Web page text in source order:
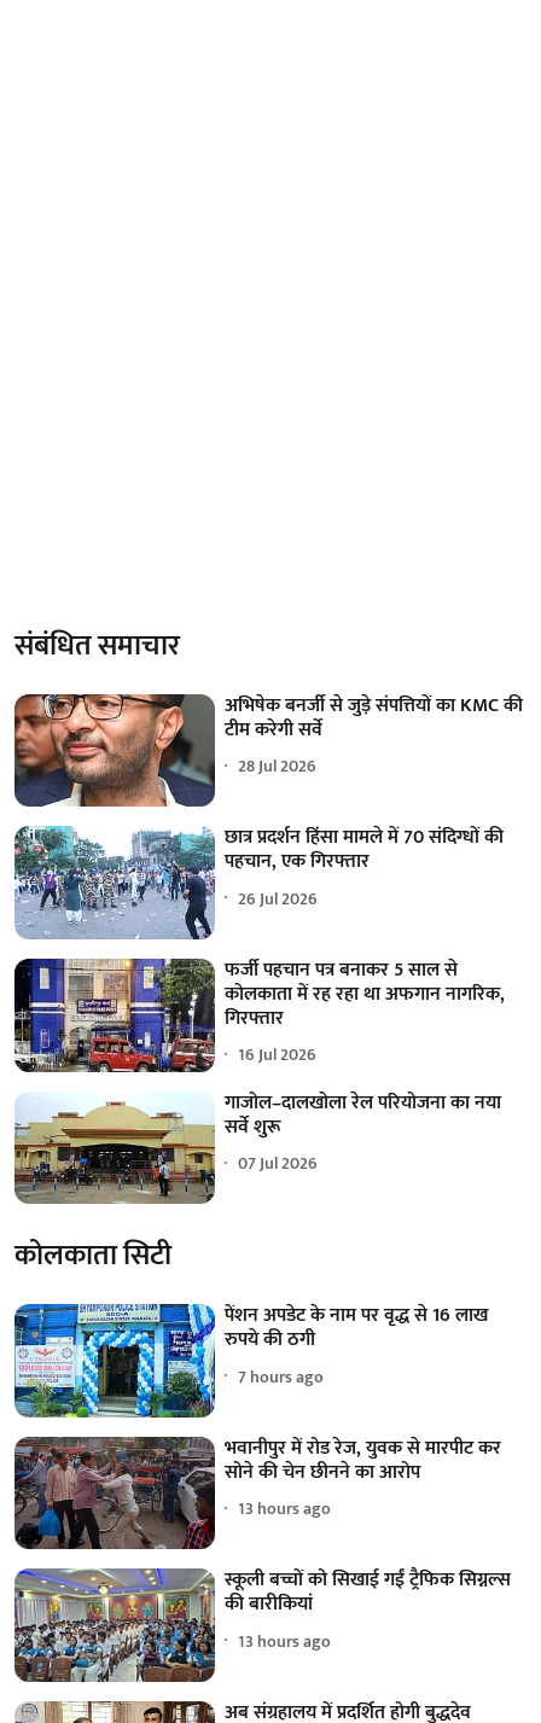
संबंधित समाचार
अभिषेक बनर्जी से जुड़े संपत्तियों का KMC की
टीम करेगी सर्वे
28 Jul 2026
छात्र प्रदर्शन हिंसा मामले में 70 संदिग्धों की
पहचान, एक गिरफ्तार
26 Jul 2026
फर्जी पहचान पत्र बनाकर 5 साल से
कोलकाता में रह रहा था अफगान नागरिक,
गिरफ्तार
16 Jul 2026
गाजोल–दालखोला रेल परियोजना का नया
सर्वे शुरू
07 Jul 2026
कोलकाता सिटी
पेंशन अपडेट के नाम पर वृद्ध से 16 लाख
रुपये की ठगी
7 hours ago
भवानीपुर में रोड रेज, युवक से मारपीट कर
सोने की चेन छीनने का आरोप
13 hours ago
स्कूली बच्चों को सिखाई गईं ट्रैफिक सिग्नल्स
की बारीकियां
13 hours ago
अब संग्रहालय में प्रदर्शित होगी बुद्धदेव